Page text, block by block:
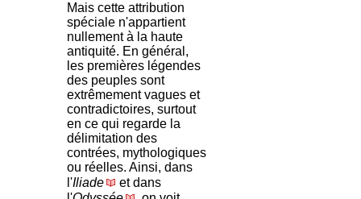
Mais cette attribution
spéciale n'appartient
nullement à la haute
antiquité. En général,
les premières légendes
des peuples sont
extrêmement vagues et
contradictoires, surtout
en ce qui regarde la
délimitation des
contrées, mythologiques
ou réelles. Ainsi, dans
l'Iliade
et dans